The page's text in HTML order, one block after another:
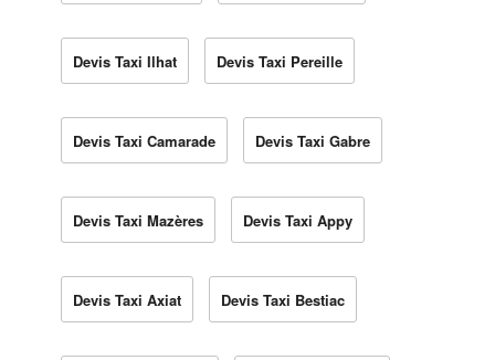
Devis Taxi Ilhat Devis Taxi Pereille
Devis Taxi Camarade Devis Taxi Gabre
Devis Taxi Mazères Devis Taxi Appy
Devis Taxi Axiat Devis Taxi Bestiac